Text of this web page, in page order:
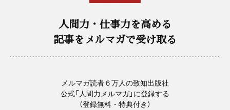
人間力・仕事力を高める
記事をメルマガで受け取る
メルマガ読者６万人の致知出版社
公式「人間力メルマガ」に登録する
（登録無料・特典付き）